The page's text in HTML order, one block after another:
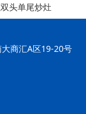
头单尾炒灶
商汇A区19-20号